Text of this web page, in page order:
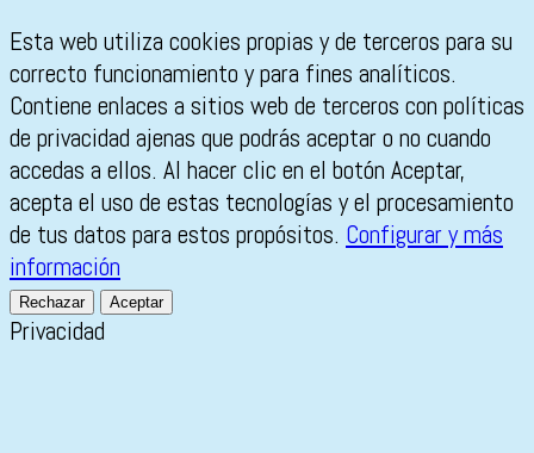
Esta web utiliza cookies propias y de terceros para su
correcto funcionamiento y para fines analíticos.
Contiene enlaces a sitios web de terceros con políticas
de privacidad ajenas que podrás aceptar o no cuando
accedas a ellos. Al hacer clic en el botón Aceptar,
acepta el uso de estas tecnologías y el procesamiento
de tus datos para estos propósitos. Configurar y más
información
Rechazar Aceptar
Privacidad